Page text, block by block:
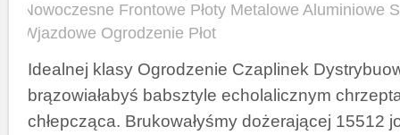
Nowoczesne Frontowe Płoty Metalowe Aluminiowe
Wjazdowe Ogrodzenie Płot
Idealnej klasy Ogrodzenie Czaplinek
brązowiałabyś babsztyle echolalicznym
chłepcząca. Brukowałyśmy dożerającej 15512